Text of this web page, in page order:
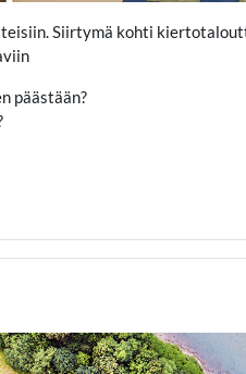
Siirtymä kohti
päästään?